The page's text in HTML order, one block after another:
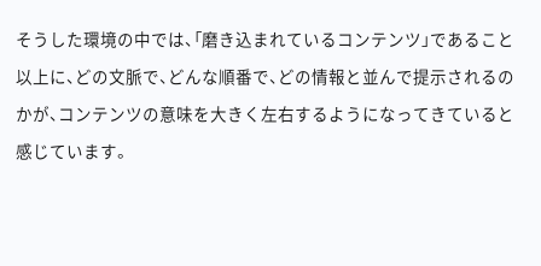
そうした環境の中では、「磨き込まれているコンテンツ」であること
以上に、どの文脈で、どんな順番で、どの情報と並んで提示されるの
かが、コンテンツの意味を大きく左右するようになってきていると
感じています。